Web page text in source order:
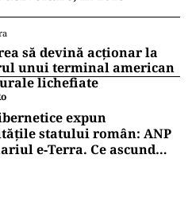
să devină acționar la
unui terminal american
lichefiate
expun
statului român: ANP
e‑Terra. Ce ascund